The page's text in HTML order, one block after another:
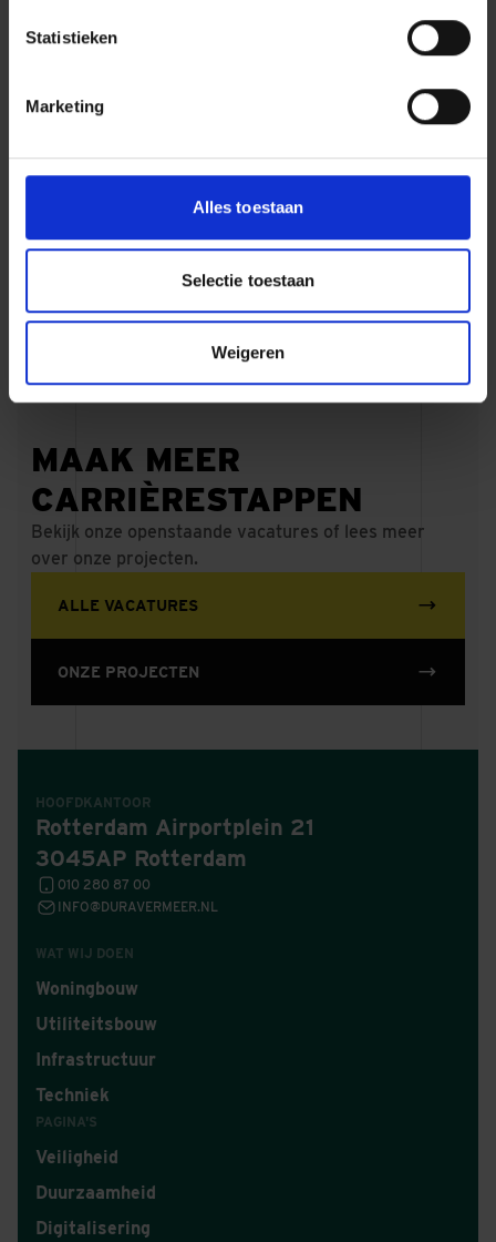
Statistieken
Marketing
Alles toestaan
Selectie toestaan
Weigeren
INFRA
Rik Beekx
Tendermanager
Stuur mij een email
Dura Vermeer Infra Landelijke
MAAK MEER
CARRIÈRESTAPPEN
Bekijk onze openstaande vacatures of lees meer
over onze projecten.
ALLE VACATURES
ONZE PROJECTEN
WAT WIJ DOEN
Woningbouw
Utiliteitsbouw
Infrastructuur
Techniek
PAGINA'S
Veiligheid
Duurzaamheid
Digitalisering
HOOFDKANTOOR
Rotterdam Airportplein 21
3045AP Rotterdam
010 280 87 00
INFO@DURAVERMEER.NL